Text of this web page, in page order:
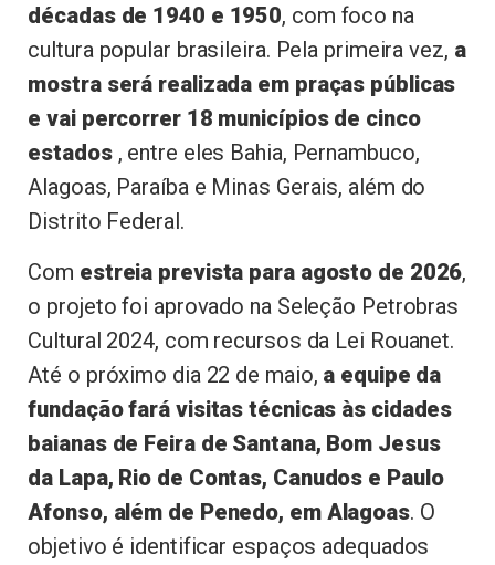
décadas de 1940 e 1950, com foco na
cultura popular brasileira. Pela primeira vez, a
mostra será realizada em praças públicas
e vai percorrer 18 municípios de cinco
estados, entre eles Bahia, Pernambuco,
Alagoas, Paraíba e Minas Gerais, além do
Distrito Federal.
Com estreia prevista para agosto de 2026,
o projeto foi aprovado na Seleção Petrobras
Cultural 2024, com recursos da Lei Rouanet.
Até o próximo dia 22 de maio, a equipe da
fundação fará visitas técnicas às cidades
baianas de Feira de Santana, Bom Jesus
da Lapa, Rio de Contas, Canudos e Paulo
Afonso, além de Penedo, em Alagoas. O
objetivo é identificar espaços adequados